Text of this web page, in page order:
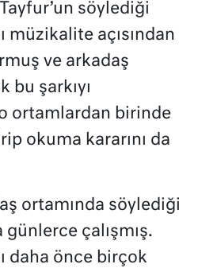
söylediği
müzikalite açısından
ve arkadaş
bu şarkıyı
ortamlardan birinde
okuma kararını da
ortamında söylediği
çalışmış.
daha önce birçok